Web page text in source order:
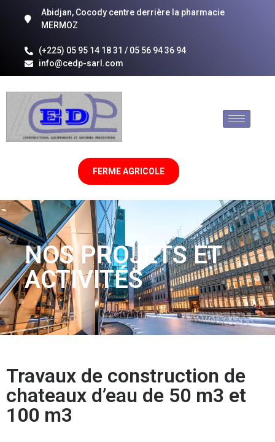
Abidjan, Cocody centre derrière la pharmacie
MERMOZ
(+225) 05 95 14 18 31 / 05 56 94 36 94
info@cedp-sarl.com
FERME AGRICOLE
NOS PROJETS ET
ACTIVITÉS
Travaux de construction de
chateaux d’eau de 50 m3 et
100 m3